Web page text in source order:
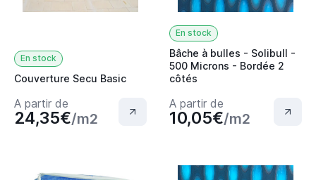
En stock
Couverture Secu Basic
A partir de
24,35€/m2
En stock
Bâche à bulles - Solibull -
500 Microns - Bordée 2
côtés
A partir de
10,05€/m2